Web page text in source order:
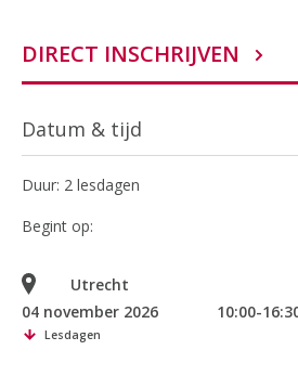
DIRECT INSCHRIJVEN
Datum & tijd
Duur: 2 lesdagen
Begint op:
Utrecht
04 november 2026
10:00-
Lesdagen